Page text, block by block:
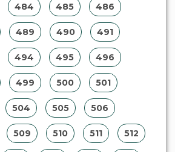
484 485 486
489 490 491
494 495 496
499 500 501
504 505 506
509 510 511 512